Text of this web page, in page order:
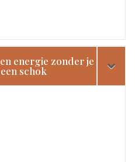
energie zonder je
schok